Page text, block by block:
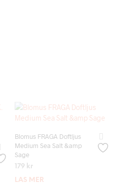
Blomus FRAGA Doftljus
Medium Sea Salt &amp
Sage
179 kr
LÄS MER